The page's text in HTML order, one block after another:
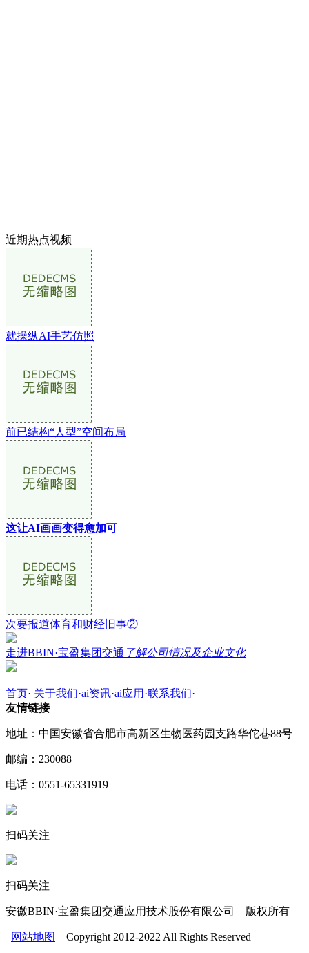
近期热点视频
就操纵AI手艺仿照
前已结构“人型”空间布局
这让AI画画变得愈加可
次要报道体育和财经旧事②
走进BBIN·宝盈集团交通 了解公司情况及企业文化
首页· 关于我们·ai资讯·ai应用 ·联系我们·
友情链接
地址：中国安徽省合肥市高新区生物医药园支路华佗巷88号
邮编：230088
电话：0551-65331919
扫码关注
扫码关注
安徽BBIN·宝盈集团交通应用技术股份有限公司 版权所有
网站地图 Copyright 2012-2022 All Rights Reserved